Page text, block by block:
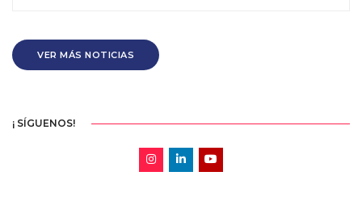
VER MÁS NOTICIAS
¡ SÍGUENOS!